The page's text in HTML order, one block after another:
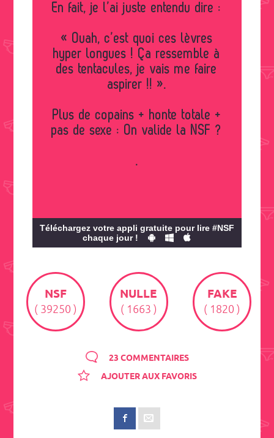
En fait, je l’ai juste entendu dire :
« Ouah, c’est quoi ces lèvres
hyper longues ! Ça ressemble à
des tentacules, je vais me faire
aspirer !! ».
Plus de copains + honte totale +
pas de sexe : On valide la NSF ?
.
Téléchargez votre appli gratuite pour lire #NSF
chaque jour !
NSF
( 39250 )
NULLE
( 1663 )
FAKE
( 1820 )
23 COMMENTAIRES
AJOUTER AUX FAVORIS